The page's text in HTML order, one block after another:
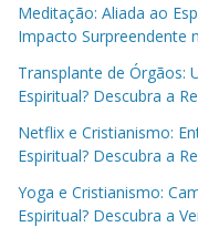
Meditação: Aliada ao
Impacto Surpreendente
Transplante de Órgãos:
Espiritual? Descubra a
Netflix e Cristianismo:
Espiritual? Descubra a
Yoga e Cristianismo:
Espiritual? Descubra a